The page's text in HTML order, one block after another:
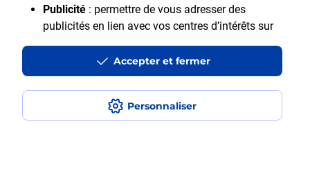
Publicité : permettre de vous adresser des
publicités en lien avec vos centres d’intérêts sur
En cliquant sur "Accepter et fermer" vous acceptez
fermer" vous permet d'indiquer votre refus et seuls
les cookies nécessaires au fonctionnement du site
Personnaliser
Accepter et fermer
Accessibilité : Partiellement accessible